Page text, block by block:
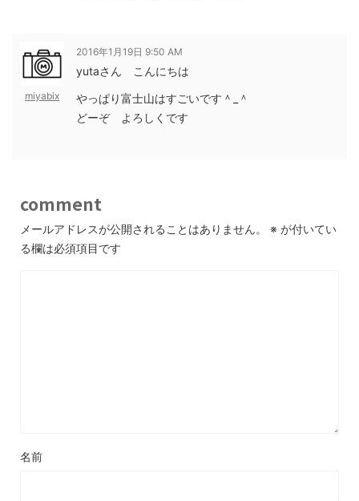
miyabix
2016年1月19日 9:50 AM
yutaさん こんにちは
やっぱり富士山はすごいです＾_＾
どーぞ よろしくです
comment
メールアドレスが公開されることはありません。 ※ が付いてい
る欄は必須項目です
名前